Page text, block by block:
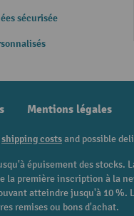
sécurisée
Mentions légales
shipping costsand possible
épuisement des
la première inscription à la
atteindre jusqu'à 10
remises ou bons d'achat.